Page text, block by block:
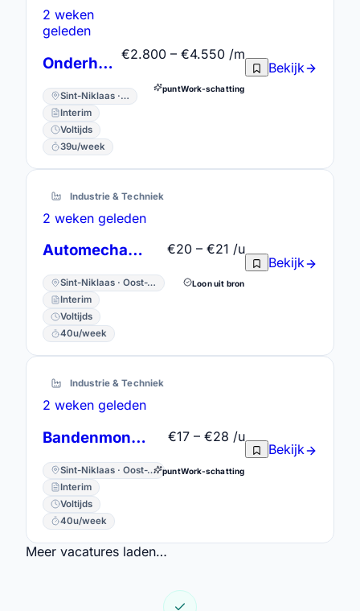
2 weken
geleden
Onderhoudstechnieker in ploegen
Sint-Niklaas · Oost-Vlaanderen
Interim
Voltijds
39u/week
€2.800 – €4.550 /m
puntWork-schatting
Bekijk
Industrie & Techniek
2 weken geleden
Automechanicien
Sint-Niklaas · Oost-Vlaanderen
Interim
Voltijds
40u/week
€20 – €21 /u
Loon uit bron
Bekijk
Industrie & Techniek
2 weken geleden
Bandenmonteur/Automonteur Bandenservice
Sint-Niklaas · Oost-Vlaanderen
Interim
Voltijds
40u/week
€17 – €28 /u
puntWork-schatting
Bekijk
Meer vacatures laden…